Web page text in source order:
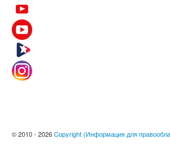
© 2010 - 2026Copyright (Информация для